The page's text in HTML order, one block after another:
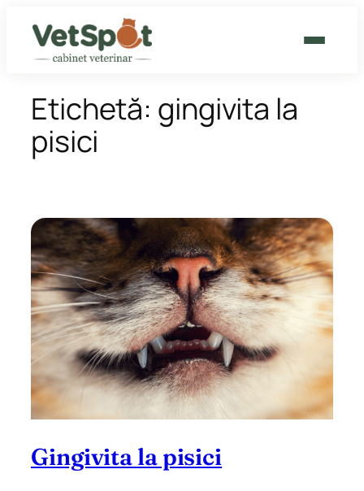
conținut
GROOMING
BLOG
CONTACT
PROGRAMEAZĂ
Etichetă: gingivita la
pisici
Gingivita la pisici